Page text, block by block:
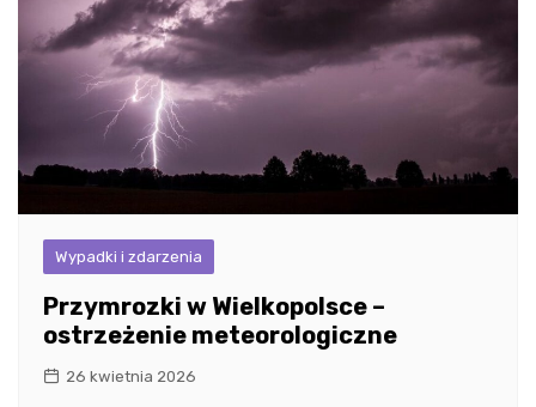
Wypadki i zdarzenia
Przymrozki w Wielkopolsce –
ostrzeżenie meteorologiczne
26 kwietnia 2026